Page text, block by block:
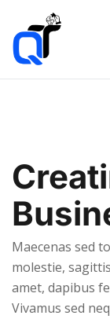
Maecenas sed
molestie,
amet, dapibus
Vivamus sed